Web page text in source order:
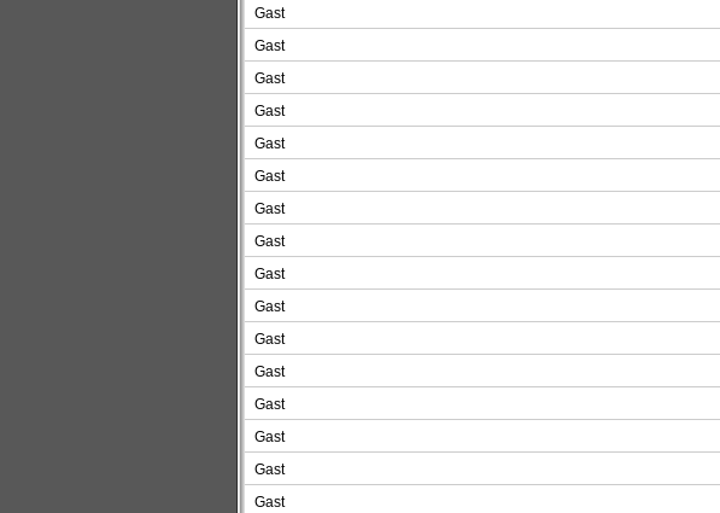
Gast
Gast
Gast
Gast
Gast
Gast
Gast
Gast
Gast
Gast
Gast
Gast
Gast
Gast
Gast
Gast